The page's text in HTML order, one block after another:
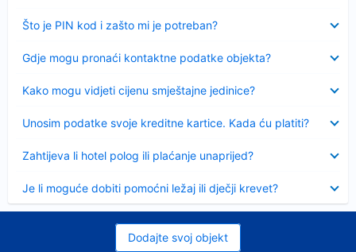
Što je PIN kod i zašto mi je potreban?
Sažeto
Gdje mogu pronaći kontaktne podatke objekta?
Kako mogu vidjeti cijenu smještajne jedinice?
Unosim podatke svoje kreditne kartice. Kada ću platiti?
Zahtijeva li hotel polog ili plaćanje unaprijed?
Je li moguće dobiti pomoćni ležaj ili dječji krevet?
Dodajte svoj objekt